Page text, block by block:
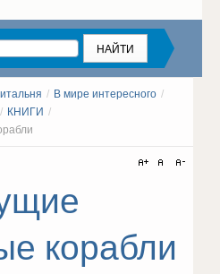
/ В мире интересного /
/ КНИГИ /
корабли